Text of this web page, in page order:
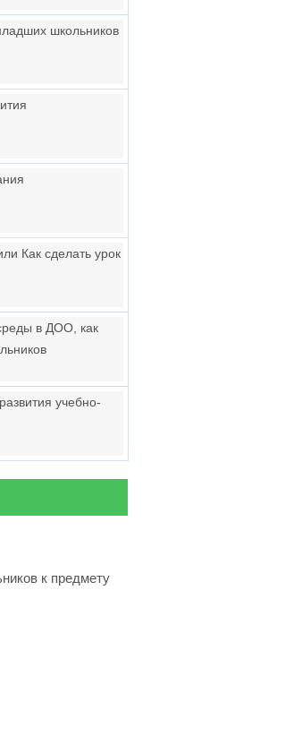
школьников
Как сделать урок
в ДОО, как
учебно-
к предмету